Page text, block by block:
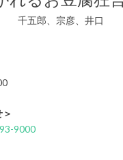
千五郎、宗彦、井口
9000